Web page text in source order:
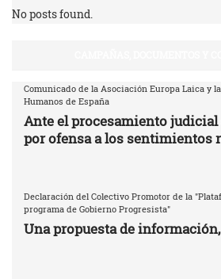
No posts found.
Comunicado de la Asociación Europa Laica y
Humanos de España
Ante el procesamiento
por ofensa a los sentimientos
Declaración del Colectivo Promotor de la
programa de Gobierno Progresista"
Una propuesta de